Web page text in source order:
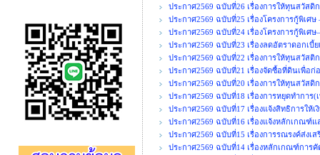
ประกาศ2569 ฉบับที่26 เรื่องการให้ทุนสวัส
ประกาศ2569 ฉบับที่25 เรื่องโครงการกู้พิเศ
ประกาศ2569 ฉบับที่24 เรื่องโครงการกู้พิเศ
ประกาศ2569 ฉบับที่23 เรื่องลดอัตราดอกเบี้
ประกาศ2569 ฉบับที่22 เรื่องการให้ทุนสวัสติ
ประกาศ2569 ฉบับที่21 เรื่องจัดซื้อที่ดินเพื่อ
ประกาศ2569 ฉบับที่20 เรื่องการให้ทุนสวัส
ประกาศ2569 ฉบับที่18 เรื่องการหยุดทำการ(
ประกาศ2569 ฉบับที่17 เรื่องแจ้งสิทธิการให้
ประกาศ2569 ฉบับที่16 เรื่องแจ้งหลักเกณฑ์
ประกาศ2569 ฉบับที่15 เรื่องการรณรงค์ส่งเ
ประกาศ2569 ฉบับที่14 เรื่องหลักเกณฑ์การคั